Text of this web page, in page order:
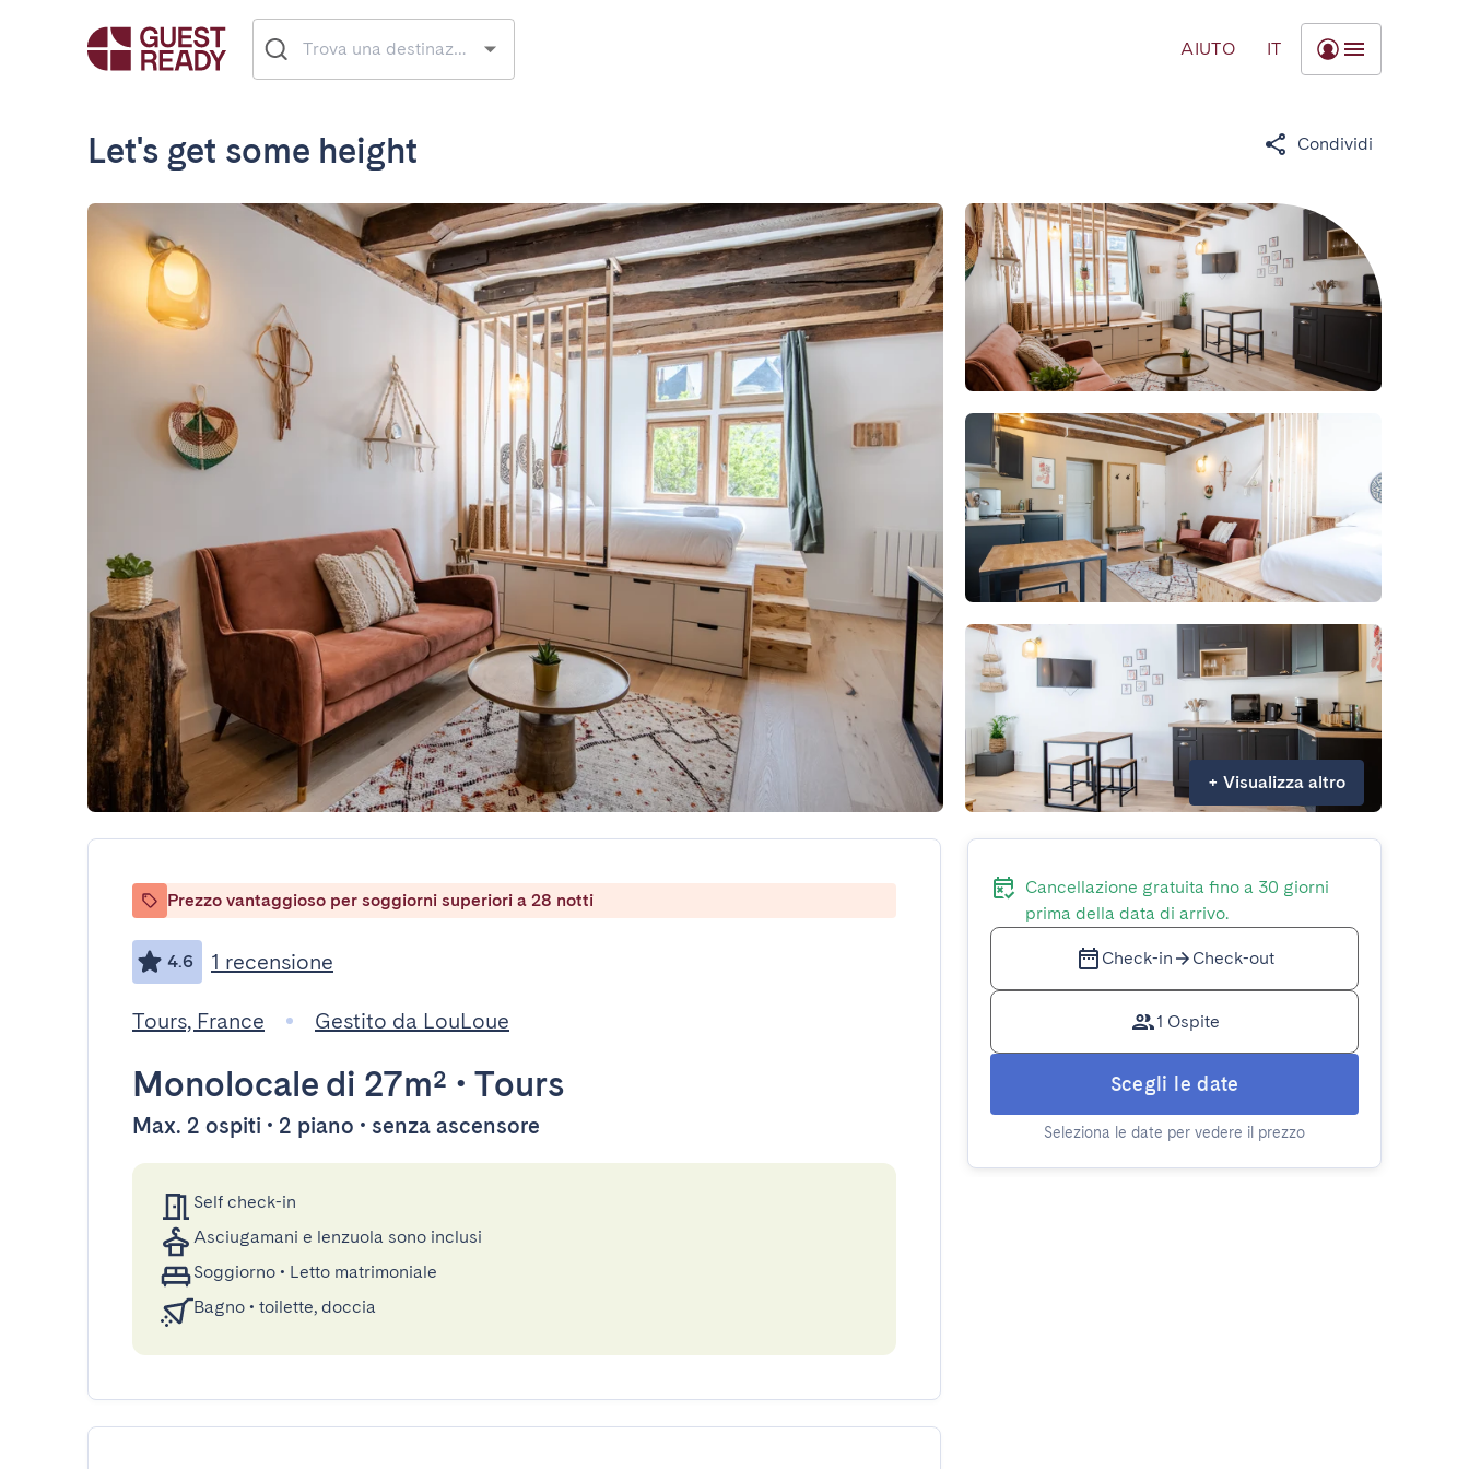
AIUTO IT
Let's get some height Condividi
+ Visualizza altro
Prezzo vantaggioso per soggiorni superiori a 28 notti
4.6 1 recensione
Tours, France Gestito da LouLoue
Monolocale di 27m² • Tours
Max. 2 ospiti • 2 piano • senza ascensore
Self check-in
Asciugamani e lenzuola sono inclusi
Soggiorno • Letto matrimoniale
Bagno • toilette, doccia
Cancellazione gratuita fino a 30 giorni
prima della data di arrivo.
Check-in Check-out
1 Ospite
Scegli le date
Seleziona le date per vedere il prezzo